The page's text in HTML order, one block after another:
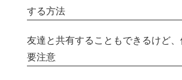
する方法
友達と共有することもできるけど
要注意